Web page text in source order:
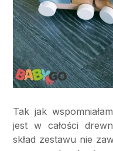
Tak jak
jest w całości
skład zestawu nie